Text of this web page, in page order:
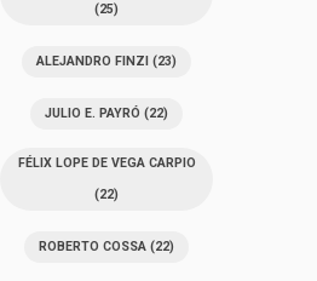
(25)
ALEJANDRO FINZI (23)
JULIO E. PAYRÓ (22)
FÉLIX LOPE DE VEGA CARPIO
(22)
ROBERTO COSSA (22)